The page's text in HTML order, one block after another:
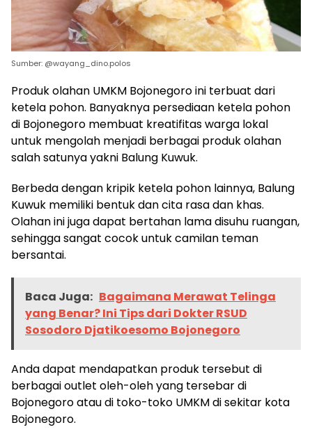
Sumber: @wayang_dino.polos
Produk olahan UMKM Bojonegoro ini terbuat dari
ketela pohon. Banyaknya persediaan ketela pohon
di Bojonegoro membuat kreatifitas warga lokal
untuk mengolah menjadi berbagai produk olahan
salah satunya yakni Balung Kuwuk.
Berbeda dengan kripik ketela pohon lainnya, Balung
Kuwuk memiliki bentuk dan cita rasa dan khas.
Olahan ini juga dapat bertahan lama disuhu ruangan,
sehingga sangat cocok untuk camilan teman
bersantai.
Baca Juga: Bagaimana Merawat Telinga
yang Benar? Ini Tips dari Dokter RSUD
Sosodoro Djatikoesomo Bojonegoro
Anda dapat mendapatkan produk tersebut di
berbagai outlet oleh-oleh yang tersebar di
Bojonegoro atau di toko-toko UMKM di sekitar kota
Bojonegoro.